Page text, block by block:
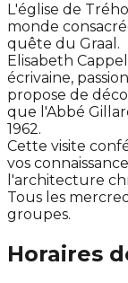
L'église de
monde
quête du Graal.
Elisabeth
écrivaine,
propose de
que l'Abbé
1962.
Cette visite
vos
l'architecture
Tous les
groupes.
Horaires